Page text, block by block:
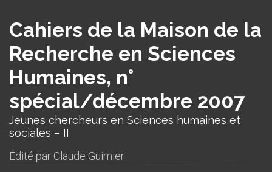
Cahiers de la Maison de la
Recherche en Sciences
Humaines, n°
spécial/décembre 2007
Jeunes chercheurs en Sciences humaines et
sociales – II
Édité par Claude Guimier